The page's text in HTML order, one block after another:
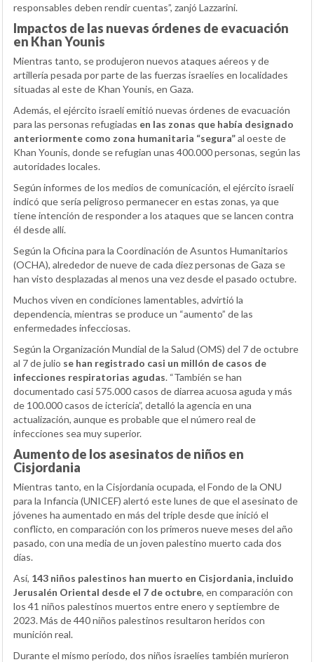
responsables deben rendir cuentas”, zanjó Lazzarini.
Impactos de las nuevas órdenes de evacuación
en Khan Younis
Mientras tanto, se produjeron nuevos ataques aéreos y de
artillería pesada por parte de las fuerzas israelíes en localidades
situadas al este de Khan Younis, en Gaza.
Además, el ejército israelí emitió nuevas órdenes de evacuación
para las personas refugiadas en las zonas que había designado
anteriormente como zona humanitaria “segura”al oeste de
Khan Younis, donde se refugian unas 400.000 personas, según las
autoridades locales.
Según informes de los medios de comunicación, el ejército israelí
indicó que sería peligroso permanecer en estas zonas, ya que
tiene intención de responder a los ataques que se lancen contra
él desde allí.
Según la Oficina para la Coordinación de Asuntos Humanitarios
(OCHA), alrededor de nueve de cada diez personas de Gaza se
han visto desplazadas al menos una vez desde el pasado octubre.
Muchos viven en condiciones lamentables, advirtió la
dependencia, mientras se produce un “aumento” de las
enfermedades infecciosas.
Según la Organización Mundial de la Salud (OMS) del 7 de octubre
al 7 de julio se han registrado casi un millón de casos de
infecciones respiratorias agudas. “También se han
documentado casi 575.000 casos de diarrea acuosa aguda y más
de 100.000 casos de ictericia”, detalló la agencia en una
actualización, aunque es probable que el número real de
infecciones sea muy superior.
Aumento de los asesinatos de niños en
Cisjordania
Mientras tanto, en la Cisjordania ocupada, el Fondo de la ONU
para la Infancia (UNICEF) alertó este lunes de que el asesinato de
jóvenes ha aumentado en más del triple desde que inició el
conflicto, en comparación con los primeros nueve meses del año
pasado, con una media de un joven palestino muerto cada dos
días.
Así, 143 niños palestinos han muerto en Cisjordania, incluido
Jerusalén Oriental desde el 7 de octubre, en comparación con
los 41 niños palestinos muertos entre enero y septiembre de
2023. Más de 440 niños palestinos resultaron heridos con
munición real.
Durante el mismo período, dos niños israelíes también murieron